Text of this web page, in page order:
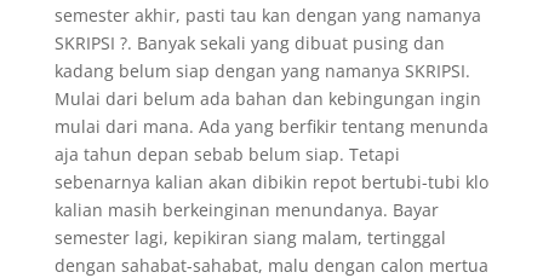
semester akhir, pasti tau kan dengan yang namanya
SKRIPSI ?. Banyak sekali yang dibuat pusing dan
kadang belum siap dengan yang namanya SKRIPSI.
Mulai dari belum ada bahan dan kebingungan ingin
mulai dari mana. Ada yang berfikir tentang menunda
aja tahun depan sebab belum siap. Tetapi
sebenarnya kalian akan dibikin repot bertubi-tubi klo
kalian masih berkeinginan menundanya. Bayar
semester lagi, kepikiran siang malam, tertinggal
dengan sahabat-sahabat, malu dengan calon mertua